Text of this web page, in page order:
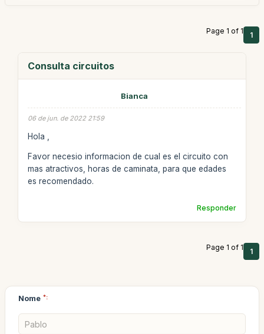
Page 1 of 1 1
Consulta circuitos
Bianca
06 de jun. de 2022 21:59
Hola ,
Favor necesio informacion de cual es el circuito con
mas atractivos, horas de caminata, para que edades
es recomendado.
Responder
Page 1 of 1 1
Nome *: